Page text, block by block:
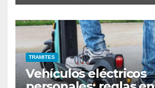
TRAMITES
Vehículos eléctricos